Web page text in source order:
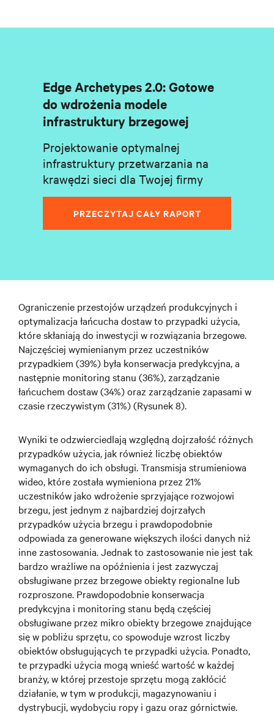
Edge Archetypes 2.0: Gotowe
do wdrożenia modele
infrastruktury brzegowej
Projektowanie optymalnej
infrastruktury przetwarzania na
krawędzi sieci dla Twojej firmy
PRZECZYTAJ CAŁY RAPORT
Ograniczenie przestojów urządzeń produkcyjnych i
optymalizacja łańcucha dostaw to przypadki użycia,
które skłaniają do inwestycji w rozwiązania brzegowe.
Najczęściej wymienianym przez uczestników
przypadkiem (39%) była konserwacja predykcyjna, a
następnie monitoring stanu (36%), zarządzanie
łańcuchem dostaw (34%) oraz zarządzanie zapasami w
czasie rzeczywistym (31%) (Rysunek 8).
Wyniki te odzwierciedlają względną dojrzałość różnych
przypadków użycia, jak również liczbę obiektów
wymaganych do ich obsługi. Transmisja strumieniowa
wideo, które została wymieniona przez 21%
uczestników jako wdrożenie sprzyjające rozwojowi
brzegu, jest jednym z najbardziej dojrzałych
przypadków użycia brzegu i prawdopodobnie
odpowiada za generowane większych ilości danych niż
inne zastosowania. Jednak to zastosowanie nie jest tak
bardzo wrażliwe na opóźnienia i jest zazwyczaj
obsługiwane przez brzegowe obiekty regionalne lub
rozproszone. Prawdopodobnie konserwacja
predykcyjna i monitoring stanu będą częściej
obsługiwane przez mikro obiekty brzegowe znajdujące
się w pobliżu sprzętu, co spowoduje wzrost liczby
obiektów obsługujących te przypadki użycia. Ponadto,
te przypadki użycia mogą wnieść wartość w każdej
branży, w której przestoje sprzętu mogą zakłócić
działanie, w tym w produkcji, magazynowaniu i
dystrybucji, wydobyciu ropy i gazu oraz górnictwie.